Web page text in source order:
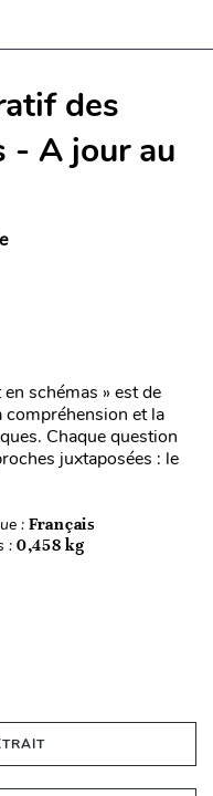
des
- A jour au
schémas » est de
et la
Chaque question
juxtaposées : le
: Français
: 0,458 kg